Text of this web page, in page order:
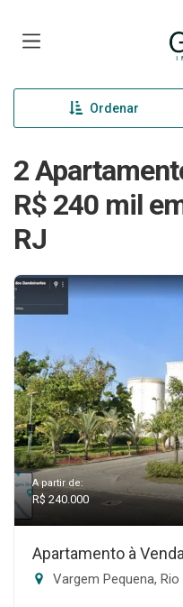
Ordenar
2
R$ 240 mil
RJ
A partir de:
R$ 240.000
Apartamento à
Vargem Pequena,